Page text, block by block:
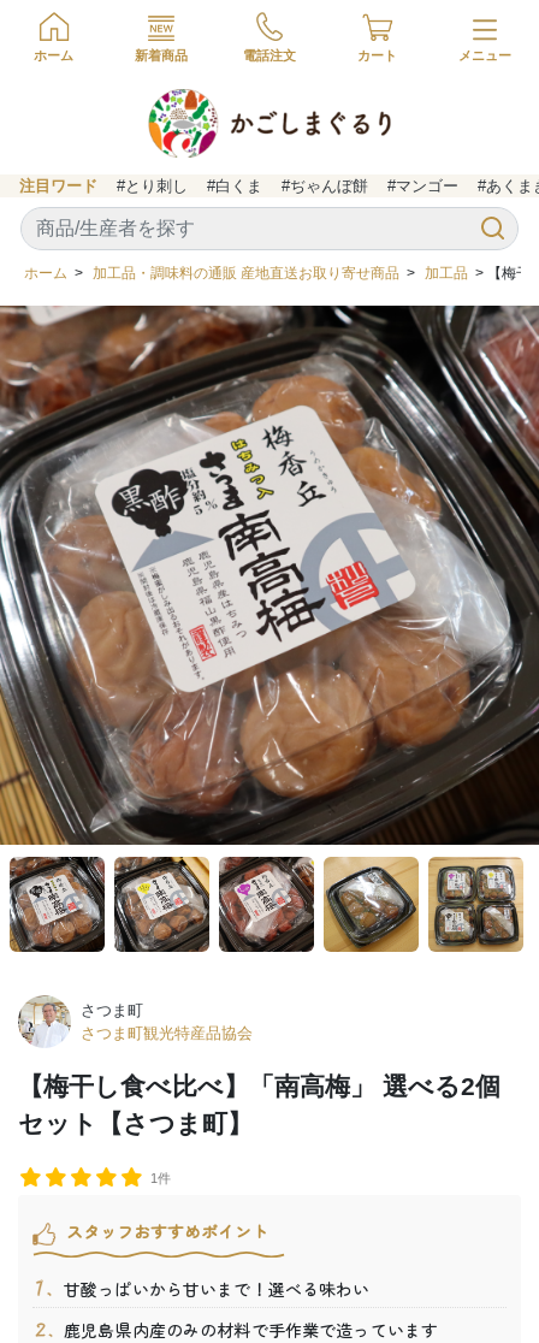
ホーム 新着商品 電話注文 カート
注目ワード #とり刺し #白くま #ぢゃんぼ餅 #マンゴー #あくま
ホーム > 加工品・調味料の通販 産地直送お取り寄せ商品 > 加工品 > 【梅干
さつま町
さつま町観光特産品協会
【梅干し食べ比べ】「南高梅」 選べる2個
セット【さつま町】
1件
スタッフおすすめポイント
甘酸っぱいから甘いまで！選べる味わい
鹿児島県内産のみの材料で手作業で造っています